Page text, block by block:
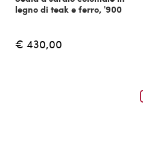
legno di teak e ferro, '900
€ 430,00